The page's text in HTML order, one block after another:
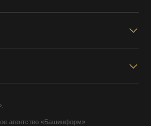
агентство «Башинформ»